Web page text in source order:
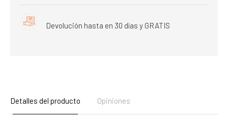
Devolución hasta en 30 días y GRATIS
Detalles del producto Opiniones